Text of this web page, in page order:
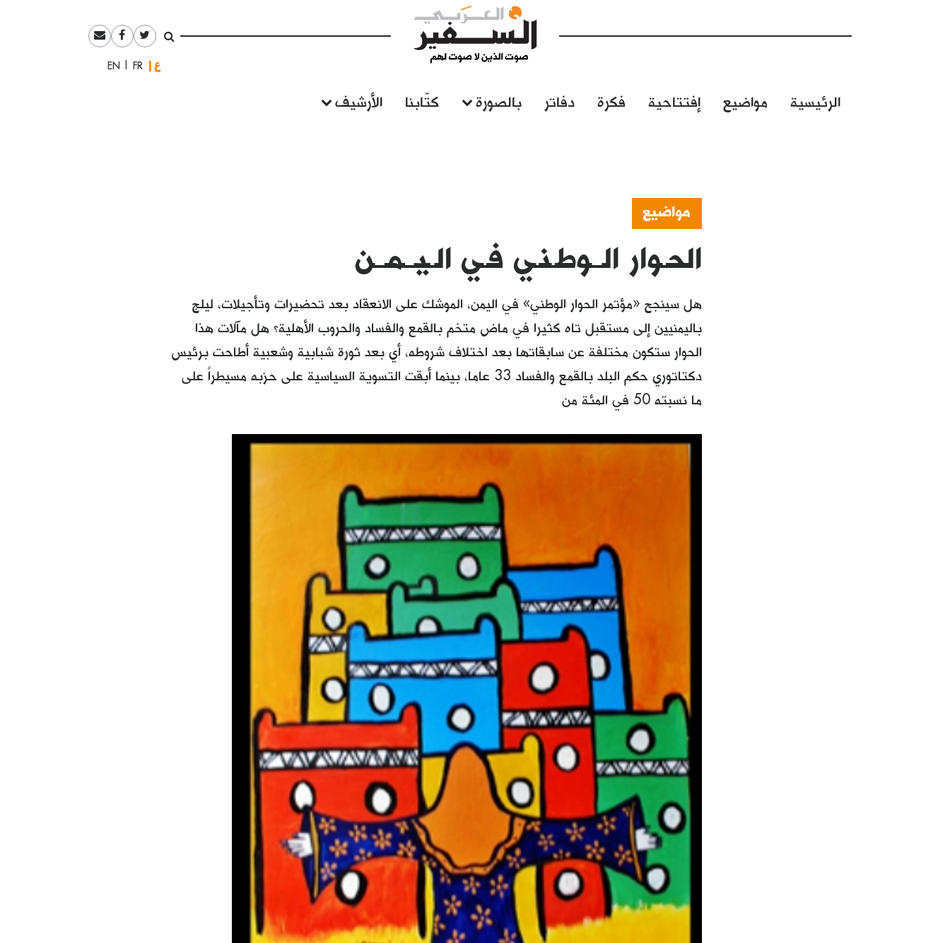
العربيةFrançais
English
الرئيسية مواضيع إفتتاحية فكرة دفاتر بالصورة كتّابنا الأرشيف
مواضيع
الحـوار الــوطـنـي فـي الـيــمــن
هل سينجح «مؤتمر الحوار الوطني» في اليمن، الموشك على الانعقاد بعد تحضيرات وتأجيلات، ليلج
باليمنيين إلى مستقبل تاه كثيرا في ماض متخم بالقمع والفساد والحروب الأهلية؟ هل مآلات هذا
الحوار ستكون مختلفة عن سابقاتها بعد اختلاف شروطه، أي بعد ثورة شبابية وشعبية أطاحت برئيس
دكتاتوري حكم البلد بالقمع والفساد 33 عاما، بينما أبقت التسوية السياسية على حزبه مسيطراً على
ما نسبته 50 في المئة من